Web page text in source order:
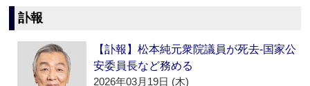
訃報
【訃報】松本純元衆院議員が死去‐国家公
安委員長など務める
2026年03月19日 (木)